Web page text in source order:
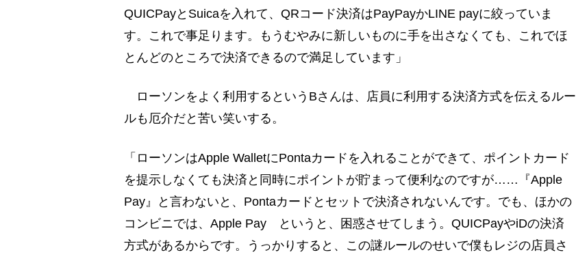
QUICPayとSuicaを入れて、QRコード決済はPayPayかLINE payに絞っていま
す。これで事足ります。もうむやみに新しいものに手を出さなくても、これでほ
とんどのところで決済できるので満足しています」
ローソンをよく利用するというBさんは、店員に利用する決済方式を伝えるルー
ルも厄介だと苦い笑いする。
「ローソンはApple WalletにPontaカードを入れることができて、ポイントカード
を提示しなくても決済と同時にポイントが貯まって便利なのですが……『Apple
Pay』と言わないと、Pontaカードとセットで決済されないんです。でも、ほかの
コンビニでは、Apple Pay というと、困惑させてしまう。QUICPayやiDの決済
方式があるからです。うっかりすると、この謎ルールのせいで僕もレジの店員さ